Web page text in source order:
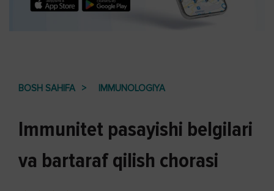
BOSH SAHIFA IMMUNOLOGIYA
Immunitet pasayishi belgilari
va bartaraf qilish chorasi